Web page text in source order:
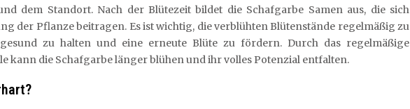
dem Standort. Nach der Blütezeit bildet die Schafgarbe Samen aus, die sich
der Pflanze beitragen. Es ist wichtig, die verblühten Blütenstände regelmäßig zu
zu halten und eine erneute Blüte zu fördern. Durch das regelmäßige
kann die Schafgarbe länger blühen und ihr volles Potenzial entfalten.